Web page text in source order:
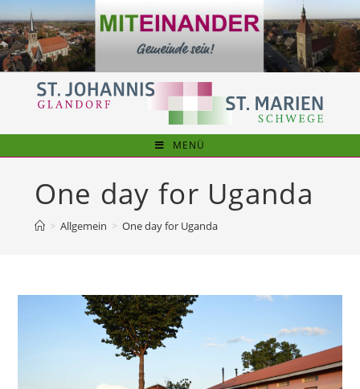
Inhalt
springen
MENÜ
One day for Uganda
> Allgemein > One day for Uganda